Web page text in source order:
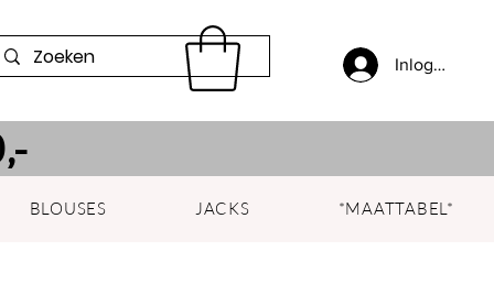
Inloggen
BLOUSES JACKS *MAATTABEL*